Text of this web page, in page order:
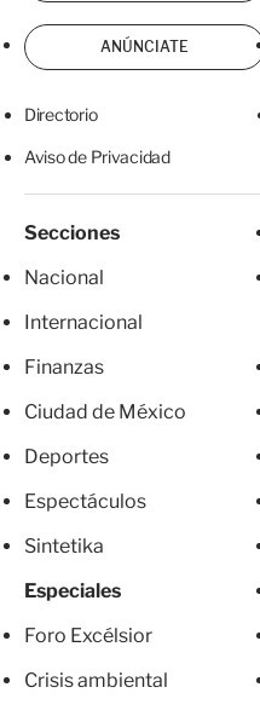
ANÚNCIATE
Directorio
Aviso de Privacidad
Secciones
Nacional
Internacional
Finanzas
Ciudad de México
Deportes
Espectáculos
Sintetika
Especiales
Foro Excélsior
Crisis ambiental